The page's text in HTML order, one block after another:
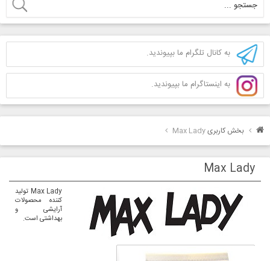
به کانال تلگرام ما بپیوندید.
به اینستاگرام ما بپیوندید.
بخش کاربریMax Lady
Max Lady
Max Lady تولید
کننده محصولات
آرایشی و
بهداشتی است.